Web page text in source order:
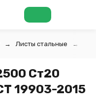
Листы стальные
Ст20
19903-2015